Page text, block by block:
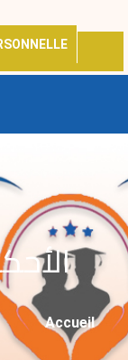
Fil
Accueil